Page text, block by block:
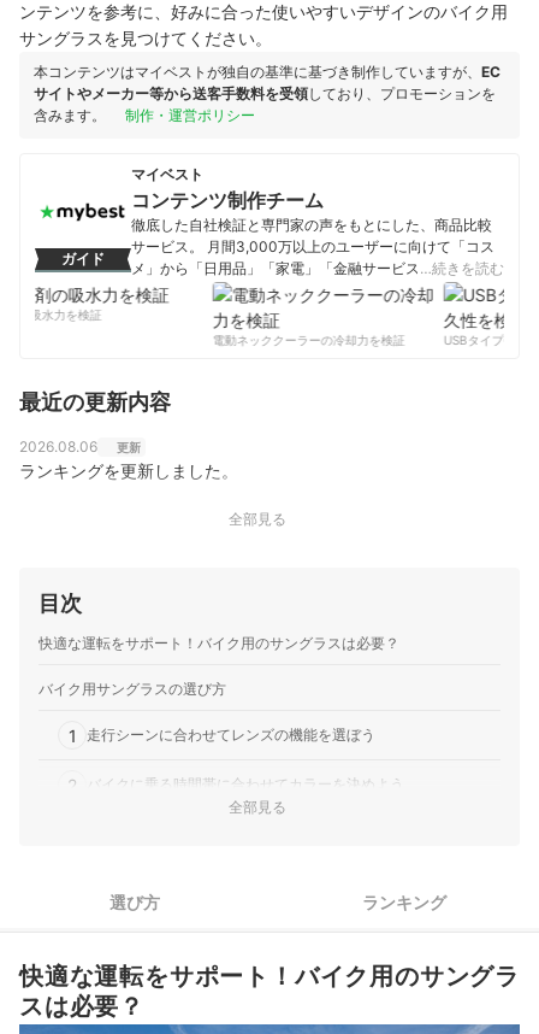
ンテンツを参考に、好みに合った使いやすいデザインのバイク用
サングラスを見つけてください。
本コンテンツはマイベストが独自の基準に基づき制作していますが、 EC
サイトやメーカー等から送客手数料を受領しており、プロモーションを
含みます。
制作・運営ポリシー
ガイド
マイベスト
コンテンツ制作チーム
徹底した自社検証と専門家の声をもとにした、商品比較
サービス。 月間3,000万以上のユーザーに向けて「コス
メ」から「日用品」「家電」「金融サービス」まで、ベ
ストな商品を選んでもらうために、毎日コンテンツを制
コンテンツ制作チームのプロフィール
…続きを読む
の吸水力を検証
電動ネッククーラーの冷却力を検証
USBタイプCケー
最近の更新内容
2026.08.06 更新
ランキングを更新しました。
全部見る
目次
快適な運転をサポート！バイク用のサングラスは必要？
バイク用サングラスの選び方
1 走行シーンに合わせてレンズの機能を選ぼう
2 バイクに乗る時間帯に合わせてカラーを決めよう
バイク用サングラス全26商品おすすめ人気ランキング
ツーリングやバイクの管理に便利なアイテムをチェック！
メガネの上から装着するクリップオンサングラスも注目
全部見る
選び方 ランキング
快適な運転をサポート！バイク用のサングラ
スは必要？